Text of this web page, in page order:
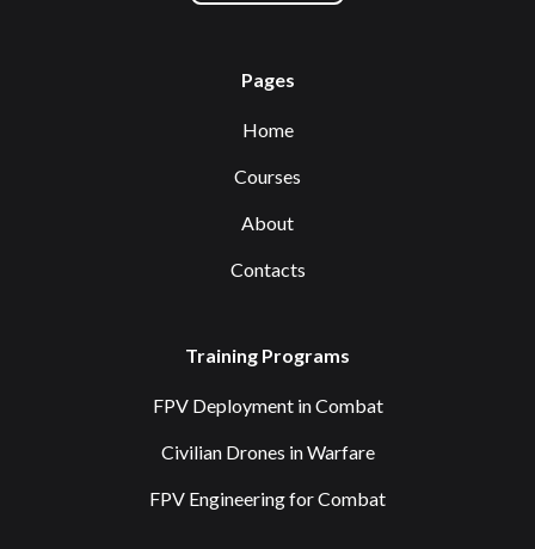
Pages
Home
Courses
About
Contacts
Training Programs
FPV Deployment in Combat
Civilian Drones in Warfare
FPV Engineering for Combat